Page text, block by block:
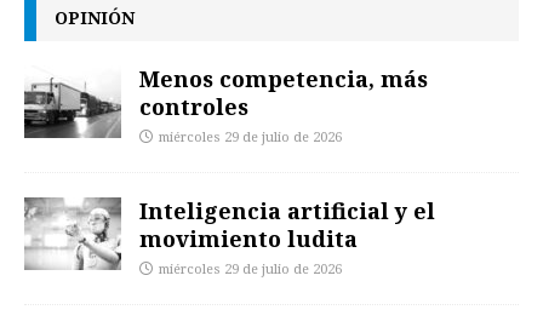
OPINIÓN
Menos competencia, más
controles
miércoles 29 de julio de 2026
Inteligencia artificial y el
movimiento ludita
miércoles 29 de julio de 2026